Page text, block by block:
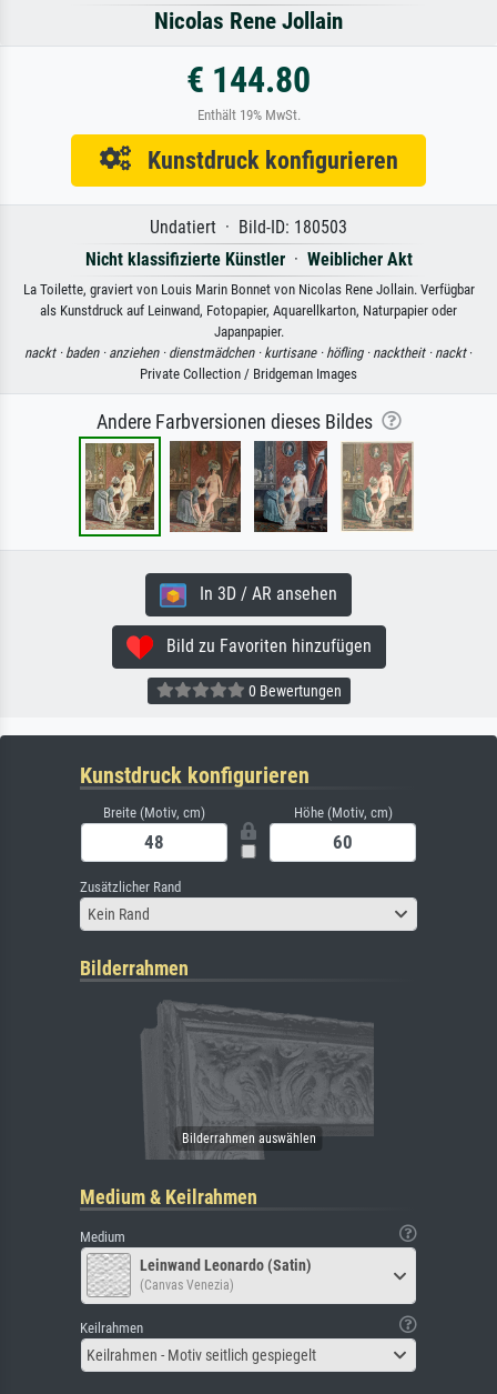
Nicolas Rene Jollain
€ 144.80
Enthält 19% MwSt.
Kunstdruck konfigurieren
Undatiert · Bild-ID: 180503
Nicht klassifizierte Künstler· Weiblicher Akt
La Toilette, graviert von Louis Marin Bonnet von Nicolas Rene Jollain. Verfügbar
als Kunstdruck auf Leinwand, Fotopapier, Aquarellkarton, Naturpapier oder
Japanpapier.
nackt · baden · anziehen · dienstmädchen · kurtisane · höfling · nacktheit · nackt·
Private Collection / Bridgeman Images
Andere Farbversionen dieses Bildes
In 3D / AR ansehen
Bild zu Favoriten hinzufügen
0 Bewertungen
Kunstdruck konfigurieren
Breite (Motiv, cm) Höhe (Motiv, cm)
Zusätzlicher Rand
Kein Rand
Bilderrahmen
Medium & Keilrahmen
Medium
Leinwand Leonardo (Satin)
(Canvas Venezia)
Keilrahmen
Keilrahmen - Motiv seitlich gespiegelt